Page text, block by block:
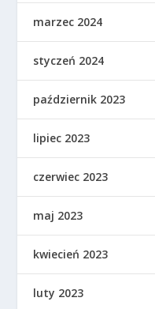
marzec 2024
styczeń 2024
październik 2023
lipiec 2023
czerwiec 2023
maj 2023
kwiecień 2023
luty 2023